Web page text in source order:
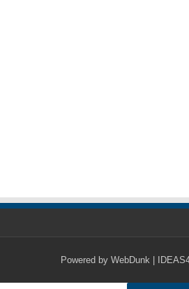
Powered by WebDunk |